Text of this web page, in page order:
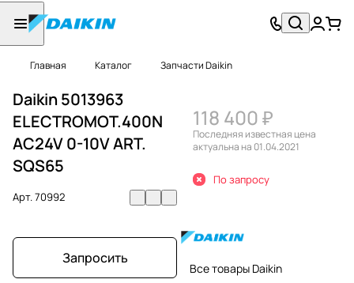
Главная Каталог Запчасти Daikin
Daikin 5013963
ELECTROMOT.400N
AC24V 0-10V ART.
SQS65
Арт.70992
Запросить
118 400 ₽
Последняя известная цена
актуальна на 01.04.2021
По запросу
Все товары Daikin